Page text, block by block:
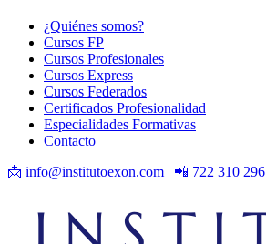
¿Quiénes somos?
Cursos FP
Cursos Profesionales
Cursos Express
Cursos Federados
Certificados Profesionalidad
Especialidades Formativas
Contacto
📩 info@institutoexon.com | 📲 722 310 296